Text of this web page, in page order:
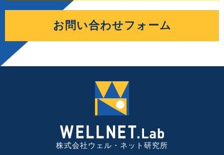
お問い合わせフォーム
株式会社ウェル・ネット研究所